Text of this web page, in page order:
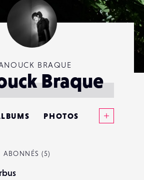
BRAQUE
Braque
PHOTOS
ABONNÉS (5)